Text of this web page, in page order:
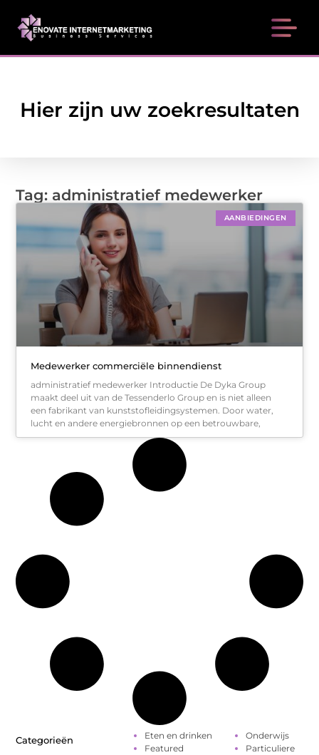
Hier zijn uw zoekresultaten
Tag: administratief medewerker
AANBIEDINGEN
Medewerker commerciële binnendienst
administratief medewerker Introductie De Dyka Group
maakt deel uit van de Tessenderlo Group en is niet alleen
een fabrikant van kunststofleidingsystemen. Door water,
lucht en andere energiebronnen op een betrouwbare,
Categorieën
Eten en drinken
Featured
Onderwijs
Particuliere